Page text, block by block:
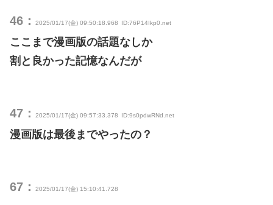
46： 2025/01/17(金) 09:50:18.968 ID:76P14Ikp0.net
ここまで漫画版の話題なしか
割と良かった記憶なんだが
47： 2025/01/17(金) 09:57:33.378 ID:9s0pdwRNd.net
漫画版は最後までやったの？
67： 2025/01/17(金) 15:10:41.728